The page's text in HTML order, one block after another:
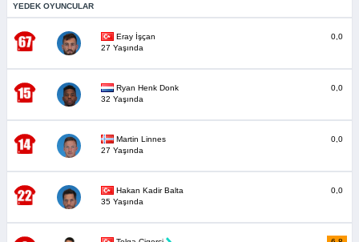
YEDEK OYUNCULAR
Eray İşçan
27 Yaşında
0,0
Ryan Henk Donk
32 Yaşında
0,0
Martin Linnes
27 Yaşında
0,0
Hakan Kadir Balta
35 Yaşında
0,0